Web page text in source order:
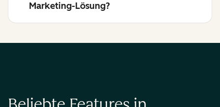
Marketing-Lösung?